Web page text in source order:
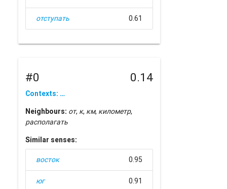
отступать 0.61
#0 0.14
Contexts: …
Neighbours: от, к, км, километр,
располагать
Similar senses:
восток 0.95
юг 0.91